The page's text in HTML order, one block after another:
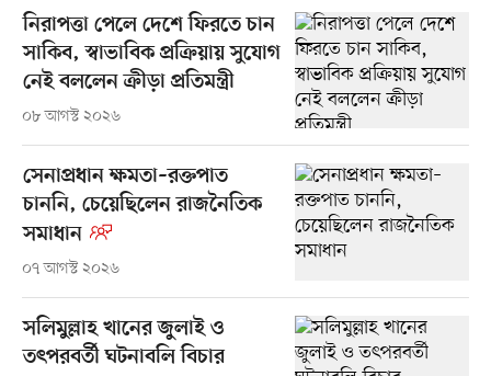
নিরাপত্তা পেলে দেশে ফিরতে চান
সাকিব, স্বাভাবিক প্রক্রিয়ায় সুযোগ
নেই বললেন ক্রীড়া প্রতিমন্ত্রী
০৮ আগস্ট ২০২৬
সেনাপ্রধান ক্ষমতা–রক্তপাত
চাননি, চেয়েছিলেন রাজনৈতিক
সমাধান
০৭ আগস্ট ২০২৬
সলিমুল্লাহ খানের জুলাই ও
তৎপরবর্তী ঘটনাবলি বিচার